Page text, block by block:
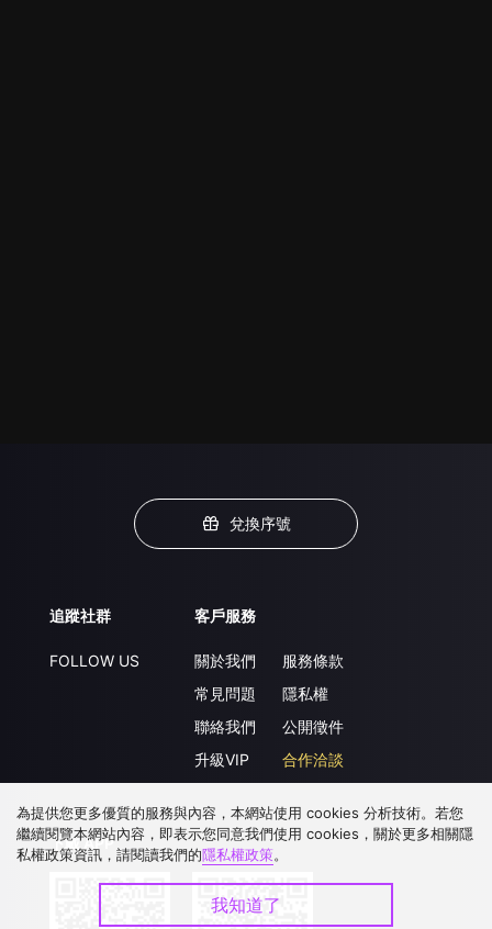
兌換序號
追蹤社群
FOLLOW US
客戶服務
關於我們
常見問題
聯絡我們
升級VIP
服務條款
隱私權
公開徵件
合作洽談
下載 APP
為提供您更多優質的服務與內容，本網站使用 cookies 分析技術。若您
繼續閱覽本網站內容，即表示您同意我們使用 cookies，關於更多相關隱
私權政策資訊，請閱讀我們的隱私權政策。
我知道了